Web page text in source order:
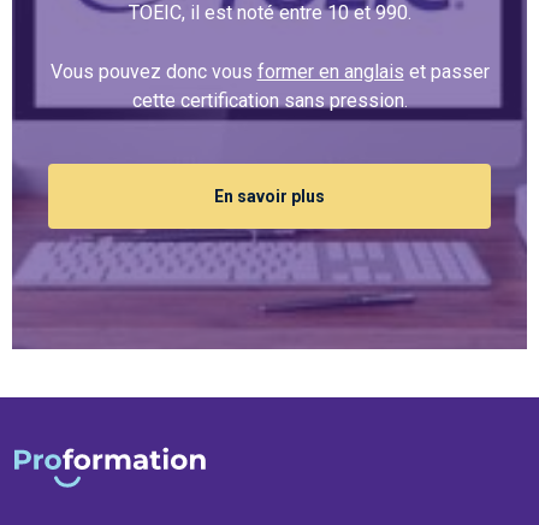
TOEIC, il est noté entre 10 et 990.
Vous pouvez donc vous former en anglais et passer
cette certification sans pression.
En savoir plus